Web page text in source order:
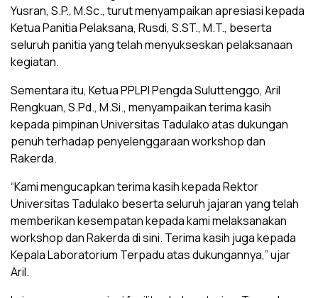
Yusran, S.P., M.Sc., turut menyampaikan apresiasi kepada
Ketua Panitia Pelaksana, Rusdi, S.ST., M.T., beserta
seluruh panitia yang telah menyukseskan pelaksanaan
kegiatan.
Sementara itu, Ketua PPLPI Pengda Suluttenggo, Aril
Rengkuan, S.Pd., M.Si., menyampaikan terima kasih
kepada pimpinan Universitas Tadulako atas dukungan
penuh terhadap penyelenggaraan workshop dan
Rakerda.
“Kami mengucapkan terima kasih kepada Rektor
Universitas Tadulako beserta seluruh jajaran yang telah
memberikan kesempatan kepada kami melaksanakan
workshop dan Rakerda di sini. Terima kasih juga kepada
Kepala Laboratorium Terpadu atas dukungannya,” ujar
Aril.